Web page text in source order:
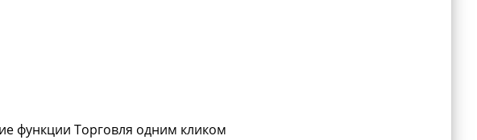
функции Торговля одним кликом